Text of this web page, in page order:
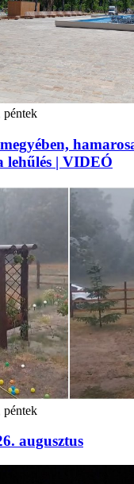
péntek
lehűlés | VIDEÓ
péntek
augusztus